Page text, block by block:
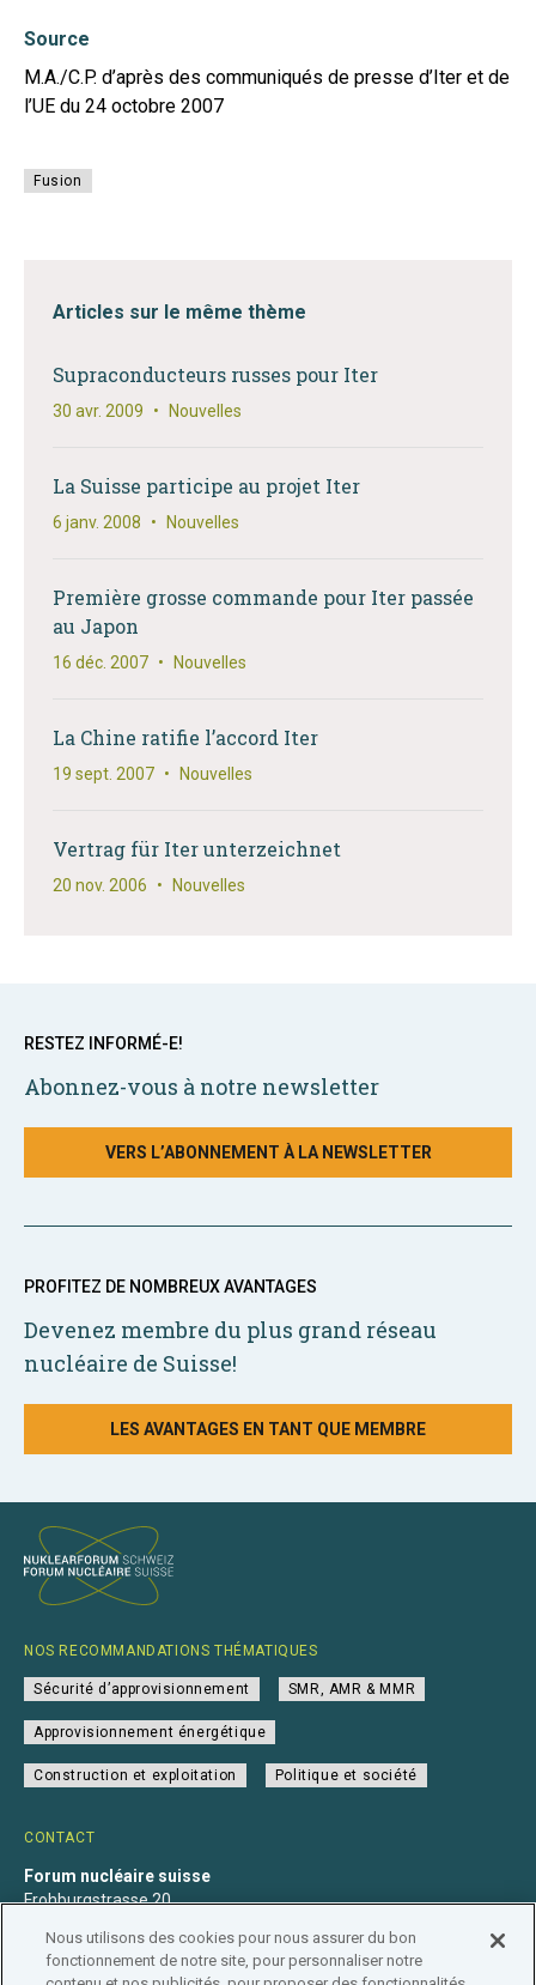
Source
M.A./C.P. d’après des communiqués de presse d’Iter et de
l’UE du 24 octobre 2007
Fusion
Articles sur le même thème
Supraconducteurs russes pour Iter
30 avr. 2009 • Nouvelles
La Suisse participe au projet Iter
6 janv. 2008 • Nouvelles
Première grosse commande pour Iter passée
au Japon
16 déc. 2007 • Nouvelles
La Chine ratifie l’accord Iter
19 sept. 2007 • Nouvelles
Vertrag für Iter unterzeichnet
20 nov. 2006 • Nouvelles
RESTEZ INFORMÉ-E!
Abonnez-vous à notre newsletter
VERS L’ABONNEMENT À LA NEWSLETTER
PROFITEZ DE NOMBREUX AVANTAGES
Devenez membre du plus grand réseau
nucléaire de Suisse!
LES AVANTAGES EN TANT QUE MEMBRE
CONTACT
Forum nucléaire suisse
Frohburgstrasse 20
+41 31 560 36 50
info@nuklearforum.ch
NOS RECOMMANDATIONS THÉMATIQUES
Sécurité d’approvisionnement SMR, AMR & MMR
Approvisionnement énergétique
Construction et exploitation Politique et société
Nous utilisons des cookies pour nous assurer du bon
fonctionnement de notre site, pour personnaliser notre